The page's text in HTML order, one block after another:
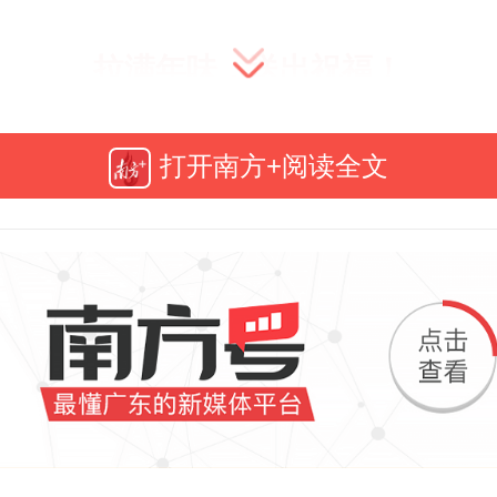
拉满年味，送出祝福！
报、南方+联合粤港澳大湾区博
迎全运”特辑。
现场有多精彩？请看——
打开南方+阅读全文